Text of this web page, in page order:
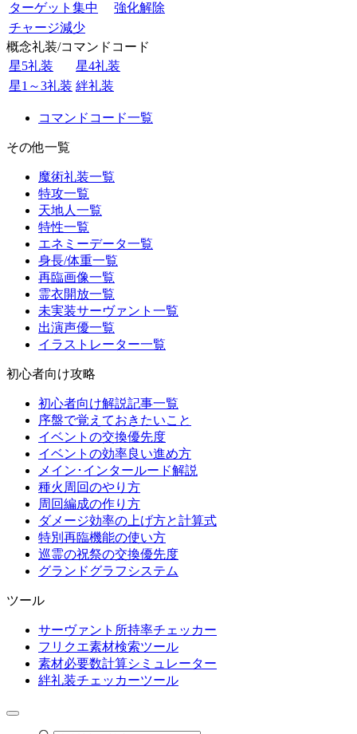
ターゲット集中
強化解除
チャージ減少
概念礼装/コマンドコード
星5礼装
星4礼装
星1～3礼装 絆礼装
コマンドコード一覧
その他一覧
魔術礼装一覧
特攻一覧
天地人一覧
特性一覧
エネミーデータ一覧
身長/体重一覧
再臨画像一覧
霊衣開放一覧
未実装サーヴァント一覧
出演声優一覧
イラストレーター一覧
初心者向け攻略
初心者向け解説記事一覧
序盤で覚えておきたいこと
イベントの交換優先度
イベントの効率良い進め方
メイン･インタールード解説
種火周回のやり方
周回編成の作り方
ダメージ効率の上げ方と計算式
特別再臨機能の使い方
巡霊の祝祭の交換優先度
グランドグラフシステム
ツール
サーヴァント所持率チェッカー
フリクエ素材検索ツール
素材必要数計算シミュレーター
絆礼装チェッカーツール